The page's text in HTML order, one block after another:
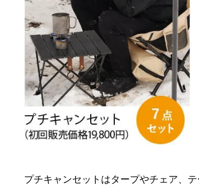
プチキャンセットはタープやチェア、